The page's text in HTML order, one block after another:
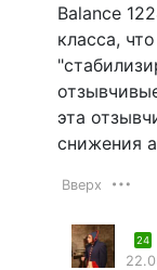
Balance
класса,
эта
снижения
Вверх
24